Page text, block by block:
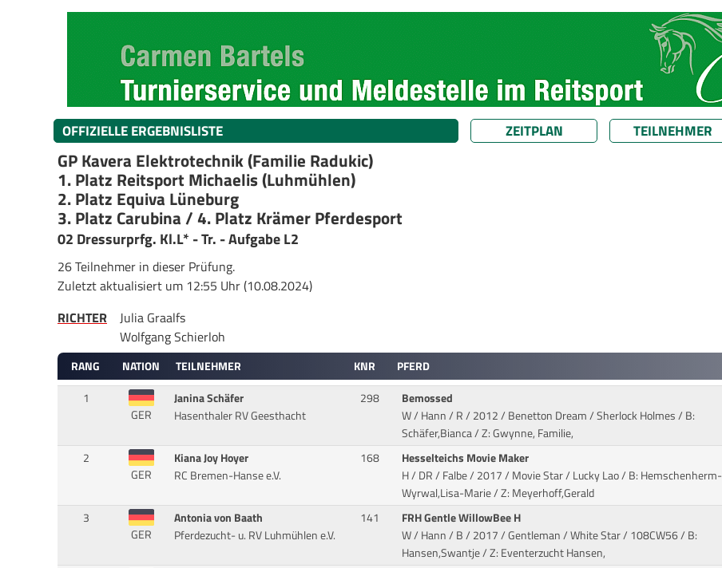
OFFIZIELLE ERGEBNISLISTE ZEITPLAN TEILNEHMER
GP Kavera Elektrotechnik (Familie Radukic)
1. Platz Reitsport Michaelis (Luhmühlen)
2. Platz Equiva Lüneburg
3. Platz Carubina / 4. Platz Krämer Pferdesport
02 Dressurprfg. Kl.L* - Tr. - Aufgabe L2
26 Teilnehmer in dieser Prüfung.
Zuletzt aktualisiert um 12:55 Uhr (10.08.2024)
RICHTER
Julia Graalfs
Wolfgang Schierloh
RANG NATION TEILNEHMER KNR PFERD
1
GER
Janina Schäfer
Hasenthaler RV Geesthacht
298
Bemossed
W / Hann / R / 2012 / Benetton Dream / Sherlock Holmes/ B:
Schäfer,Bianca / Z: Gwynne, Familie,
2
GER
Kiana Joy Hoyer
RC Bremen-Hanse e.V.
168
Hesselteichs Movie Maker
H / DR / Falbe / 2017 / Movie Star / Lucky Lao/ B: Hemschenherm-
Wyrwal,Lisa-Marie / Z: Meyerhoff,Gerald
3
GER
Antonia von Baath
Pferdezucht- u. RV Luhmühlen e.V.
141
FRH Gentle WillowBee H
W / Hann / B / 2017 / Gentleman / White Star/ 108CW56 / B:
Hansen,Swantje / Z: Eventerzucht Hansen,